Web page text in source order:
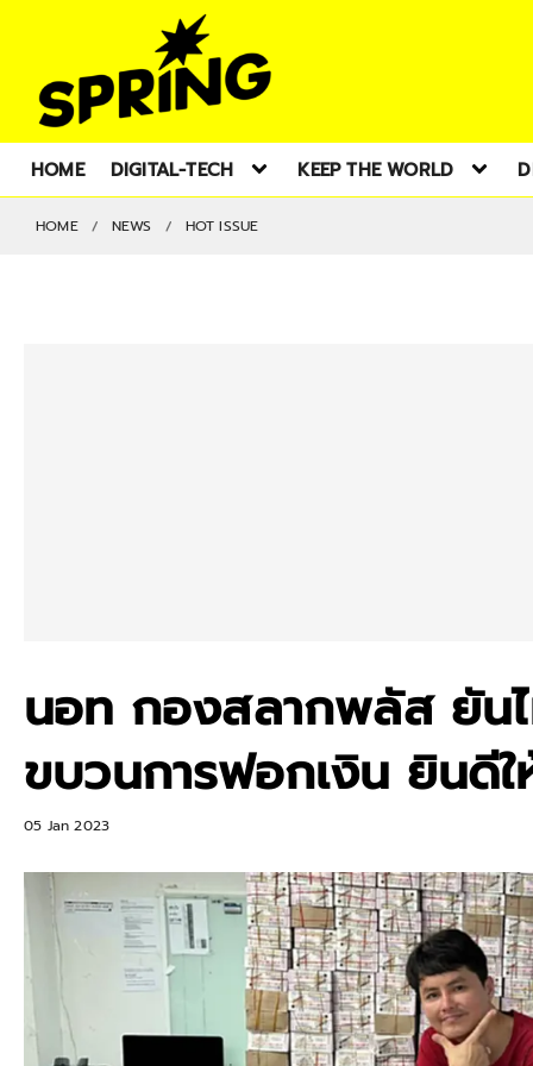
HOME DIGITAL-TECH KEEP THE WORLD
HOME NEWS HOT ISSUE
นอท กองสลากพลัส ยัน
ขบวนการฟอกเงิน ยินดี
05 Jan 2023